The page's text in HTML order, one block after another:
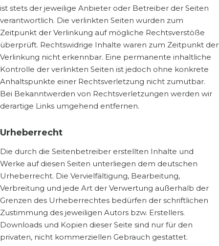
ist stets der jeweilige Anbieter oder Betreiber der Seiten
verantwortlich. Die verlinkten Seiten wurden zum
Zeitpunkt der Verlinkung auf mögliche Rechtsverstöße
überprüft. Rechtswidrige Inhalte waren zum Zeitpunkt der
Verlinkung nicht erkennbar. Eine permanente inhaltliche
Kontrolle der verlinkten Seiten ist jedoch ohne konkrete
Anhaltspunkte einer Rechtsverletzung nicht zumutbar.
Bei Bekanntwerden von Rechtsverletzungen werden wir
derartige Links umgehend entfernen.
Urheberrecht
Die durch die Seitenbetreiber erstellten Inhalte und
Werke auf diesen Seiten unterliegen dem deutschen
Urheberrecht. Die Vervielfältigung, Bearbeitung,
Verbreitung und jede Art der Verwertung außerhalb der
Grenzen des Urheberrechtes bedürfen der schriftlichen
Zustimmung des jeweiligen Autors bzw. Erstellers.
Downloads und Kopien dieser Seite sind nur für den
privaten, nicht kommerziellen Gebrauch gestattet.